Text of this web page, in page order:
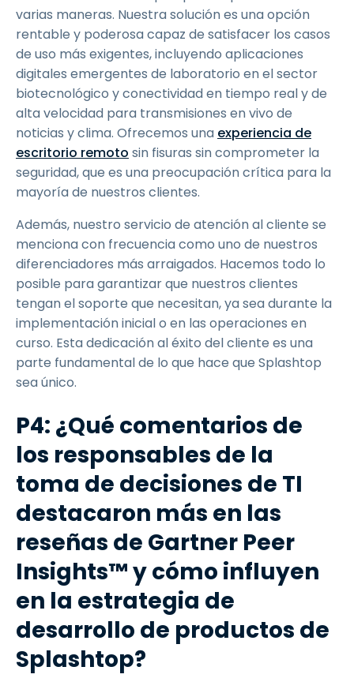
varias maneras. Nuestra solución es una opción
rentable y poderosa capaz de satisfacer los casos
de uso más exigentes, incluyendo aplicaciones
digitales emergentes de laboratorio en el sector
biotecnológico y conectividad en tiempo real y de
alta velocidad para transmisiones en vivo de
noticias y clima. Ofrecemos una experiencia de
escritorio remoto sin fisuras sin comprometer la
seguridad, que es una preocupación crítica para la
mayoría de nuestros clientes.
Además, nuestro servicio de atención al cliente se
menciona con frecuencia como uno de nuestros
diferenciadores más arraigados. Hacemos todo lo
posible para garantizar que nuestros clientes
tengan el soporte que necesitan, ya sea durante la
implementación inicial o en las operaciones en
curso. Esta dedicación al éxito del cliente es una
parte fundamental de lo que hace que Splashtop
sea único.
P4: ¿Qué comentarios de
los responsables de la
toma de decisiones de TI
destacaron más en las
reseñas de Gartner Peer
Insights™ y cómo influyen
en la estrategia de
desarrollo de productos de
Splashtop?